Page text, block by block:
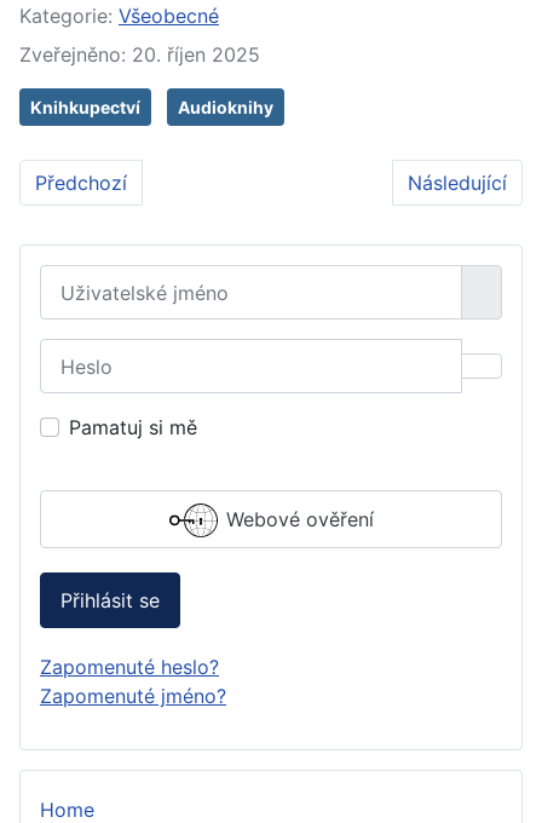
Kategorie: Všeobecné
Zveřejněno: 20. říjen 2025
Knihkupectví Audioknihy
Předchozí článek: Rizikové kácení stromů: bezpečné
Předchozí Další článek:
Následující
Uživatelské jméno
Pamatuj si mě
Webové ověření
Přihlásit se
Zapomenuté heslo?
Zapomenuté jméno?
Home